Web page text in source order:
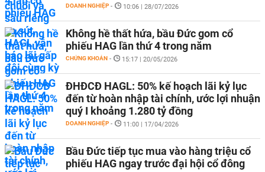
DOANH NGHIỆP - 10:06 | 28/07/2026
Không hề thất hứa, bầu Đức gom cổ
phiếu HAG lần thứ 4 trong năm
CHỨNG KHOÁN - 15:17 | 20/05/2026
ĐHĐCĐ HAGL: 50% kế hoạch lãi kỷ lục
đến từ hoàn nhập tài chính, ước lợi nhuận
quý I khoảng 1.280 tỷ đồng
DOANH NGHIỆP - 11:00 | 17/04/2026
Bầu Đức tiếp tục mua vào hàng triệu cổ
phiếu HAG ngay trước đại hội cổ đông